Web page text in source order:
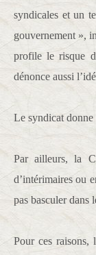
syndicales et un
gouvernement »,
profile le risque
dénonce aussi
Le syndicat
Par ailleurs, la
d’intérimaires ou
pas basculer dans
Pour ces raisons,